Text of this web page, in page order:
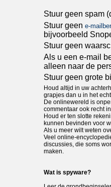
Stuur geen spam
Stuur geen e-
bijvoorbeeld
Stuur geen
Als u een e-mail
alleen naar de
Stuur geen grote
Houd altijd in uw
grapjes dan u in het
De onlinewereld is
commentaar ook recht
Houd er ten slotte
kunnen bevinden voor
Als u meer wilt weten
Veel online-
discussies, die soms
maken.
Wat is spyware?